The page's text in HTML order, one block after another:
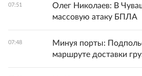
07:51
Олег Николаев: В
массовую атаку БПЛА
07:48
Минуя порты:
маршруте доставки